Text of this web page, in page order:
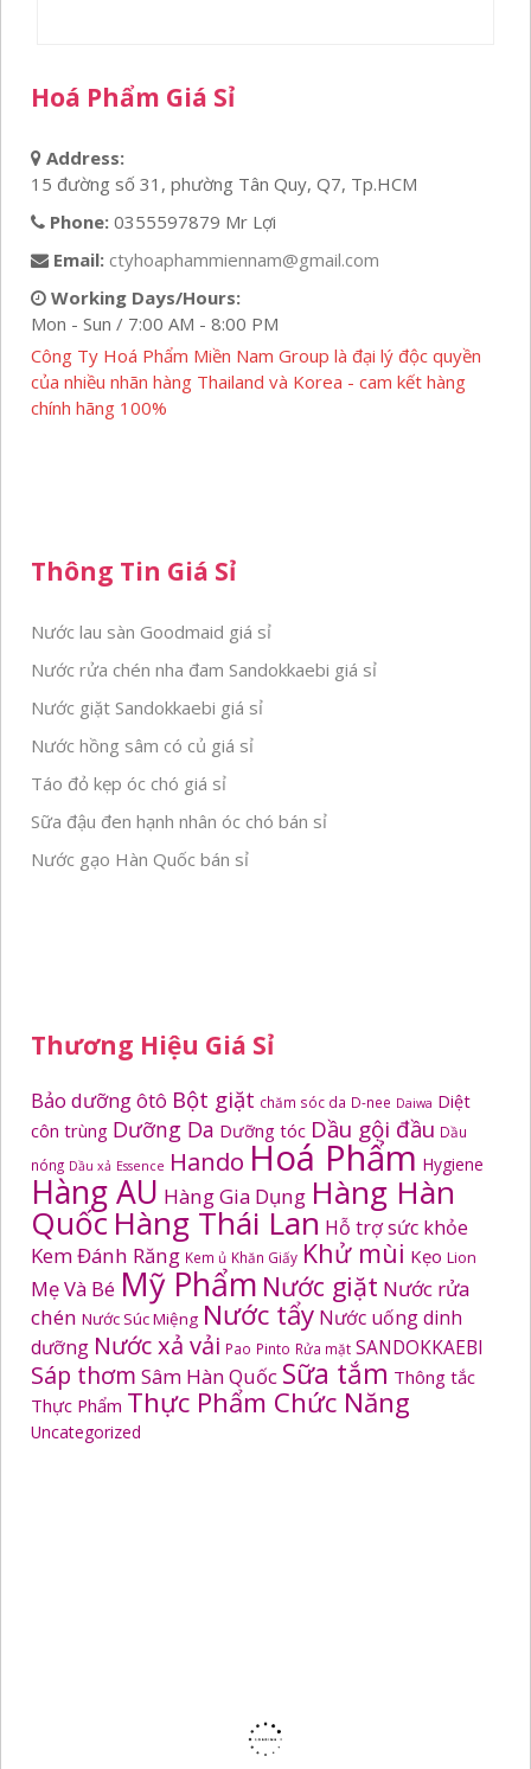
Hoá Phẩm Giá Sỉ
Address:
15 đường số 31, phường Tân Quy, Q7, Tp.HCM
Phone: 0355597879 Mr Lợi
Email: ctyhoaphammiennam@gmail.com
Working Days/Hours:
Mon - Sun / 7:00 AM - 8:00 PM
Công Ty Hoá Phẩm Miền Nam Group là đại lý độc quyền
của nhiều nhãn hàng Thailand và Korea - cam kết hàng
chính hãng 100%
Thông Tin Giá Sỉ
Nước lau sàn Goodmaid giá sỉ
Nước rửa chén nha đam Sandokkaebi giá sỉ
Nước giặt Sandokkaebi giá sỉ
Nước hồng sâm có củ giá sỉ
Táo đỏ kẹp óc chó giá sỉ
Sữa đậu đen hạnh nhân óc chó bán sỉ
Nước gạo Hàn Quốc bán sỉ
Thương Hiệu Giá Sỉ
Bảo dưỡng ôtô Bột giặt chăm sóc da D-nee Daiwa Diệt
côn trùng Dưỡng Da Dưỡng tóc Dầu gội đầu Dầu
nóng Dầu xả Essence Hando Hoá Phẩm Hygiene
Hàng AU Hàng Gia Dụng Hàng Hàn
Quốc Hàng Thái Lan Hỗ trợ sức khỏe
Kem Đánh Răng Kem ủ Khăn Giấy Khử mùi Kẹo Lion
Mẹ Và Bé Mỹ Phẩm Nước giặt Nước rửa
chén Nước Súc Miệng Nước tẩy Nước uống dinh
dưỡng Nước xả vải Pao Pinto Rửa mặt SANDOKKAEBI
Sáp thơm Sâm Hàn Quốc Sữa tắm Thông tắc
Thực Phẩm Thực Phẩm Chức Năng
Uncategorized